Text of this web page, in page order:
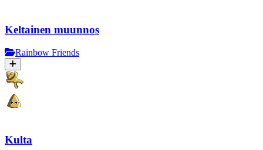
Keltainen muunnos
Rainbow Friends
Kulta